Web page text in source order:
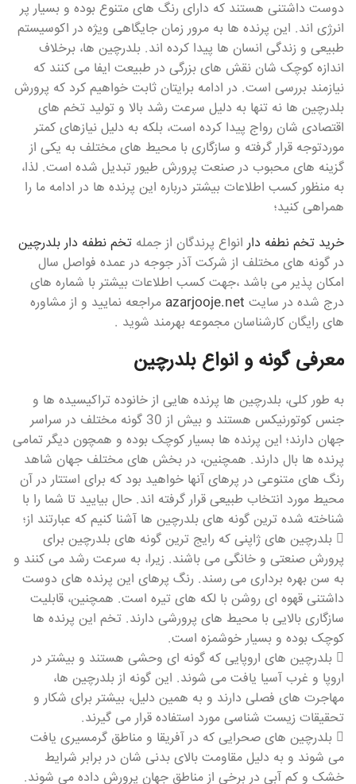
دوست داشتنی هستند که دارای رنگ های متنوع بوده و بسیار پر
انرژی اند. این پرنده ها به مرور زمان جایگاهی ویژه در اکوسیستم
طبیعی و زندگی انسان ها پیدا کرده اند. بلدرچین ها، برخلاف
اندازه کوچک شان نقش های بزرگی در طبیعت ایفا می کنند که
نیازمند بررسی است. در ادامه برایتان ثابت خواهیم کرد که پرورش
بلدرچین ها نه تنها به دلیل سرعت رشد بالا و تولید تخم های
اقتصادی شان رواج پیدا کرده است، بلکه به دلیل نیازهای کمتر
موردتوجه قرار گرفته و سازگاری با محیط های مختلف به یکی از
گزینه های محبوب در صنعت پرورش طیور تبدیل شده است. لذا،
به منظور کسب اطلاعات بیشتر درباره این پرنده ها در ادامه ما را
همراهی کنید؛
خرید تخم نطفه دارانواع پرندگان از جمله تخم نطفه دار بلدرچین
در گونه های مختلف از شرکت آذر جوجه در عمده فواصل سال
امکان پذیر می باشد ،جهت کسب اطلاعات بیشتر با شماره های
درج شده در سایت azarjooje.net مراجعه نمایید و از مشاوره
های رایگان کارشناسان مجموعه بهرمند شوید .
معرفی گونه و انواع بلدرچین
به طور کلی، بلدرچین ها پرنده هایی از خانوده تراکیسیده ها و
جنس کوتورنیکس هستند و بیش از 30 گونه مختلف در سراسر
جهان دارند؛ این پرنده ها بسیار کوچک بوده و همچون دیگر تمامی
پرنده ها بال دارند. همچنین، در بخش های مختلف جهان شاهد
رنگ های متنوعی در پرهای آنها خواهید بود که برای استتار در آن
محیط مورد انتخاب طبیعی قرار گرفته اند. حال بیایید تا شما را با
شناخته شده ترین گونه های بلدرچین ها آشنا کنیم که عبارتند از؛
 بلدرچین های ژاپنی که رایج ترین گونه های بلدرچین برای
پرورش صنعتی و خانگی می باشند. زیرا، به سرعت رشد می کنند و
به سن بهره برداری می رسند. رنگ پرهای این پرنده های دوست
داشتنی قهوه ای روشن با لکه های تیره است. همچنین، قابلیت
سازگاری بالایی با محیط های پرورشی دارند. تخم این پرنده ها
کوچک بوده و بسیار خوشمزه است.
 بلدرچین های اروپایی که گونه ای وحشی هستند و بیشتر در
اروپا و غرب آسیا یافت می شوند. این گونه از بلدرچین ها،
مهاجرت های فصلی دارند و به همین دلیل، بیشتر برای شکار و
تحقیقات زیست شناسی مورد استفاده قرار می گیرند.
 بلدرچین های صحرایی که در آفریقا و مناطق گرمسیری یافت
می شوند و به دلیل مقاومت بالای بدنی شان در برابر شرایط
خشک و کم آبی در برخی از مناطق جهان پرورش داده می شوند.